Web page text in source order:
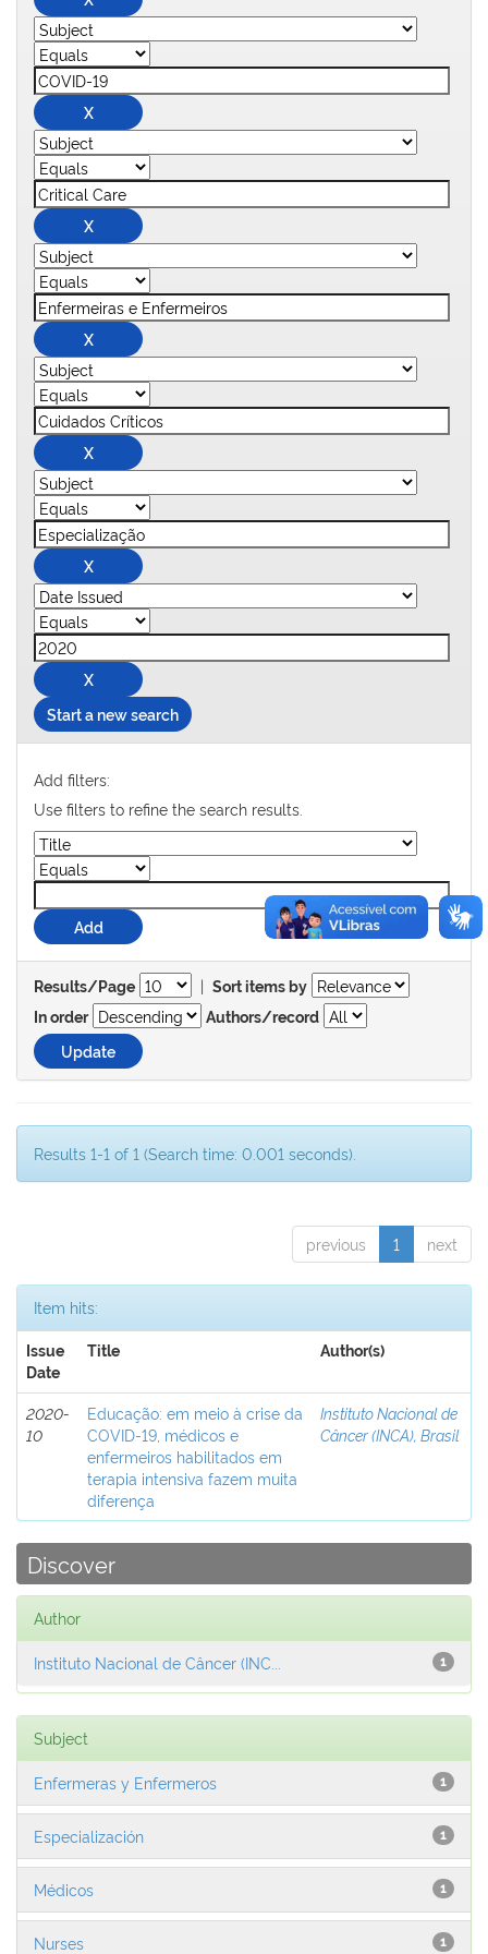
Start a new search
Add filters:
Use filters to refine the search results.
Results/Page | Sort items by
In order
Authors/record
Results 1-1 of 1 (Search time: 0.001 seconds).
previous 1 next
Item hits:
Issue
Date
Title Author(s)
2020-
10
Educação: em meio à crise da
COVID-19, médicos e
enfermeiros habilitados em
terapia intensiva fazem muita
diferença
Instituto Nacional de
Câncer (INCA), Brasil
Discover
Author
1
Instituto Nacional de Câncer (INC...
Subject
1
Enfermeras y Enfermeros
1
Especialización
1
Médicos
1
Nurses